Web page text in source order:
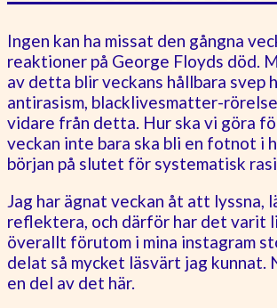
Ingen kan ha missat den gångna
reaktioner på George Floyds död.
av detta blir veckans hållbara svep
antirasism, blacklivesmatter-
vidare från detta. Hur ska vi göra
veckan inte bara ska bli en fotnot i
början på slutet för systematisk
Jag har ägnat veckan åt att lyssna,
reflektera, och därför har det varit
överallt förutom i mina instagram
delat så mycket läsvärt jag kunnat.
en del av det här.